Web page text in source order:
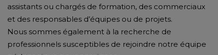
assistants ou chargés de formation, des commerciaux
et des responsables d’équipes ou de projets.
Nous sommes également à la recherche de
professionnels susceptibles de rejoindre notre équipe